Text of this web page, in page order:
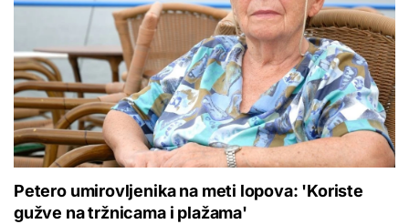
Petero umirovljenika na meti lopova: 'Koriste
gužve na tržnicama i plažama'